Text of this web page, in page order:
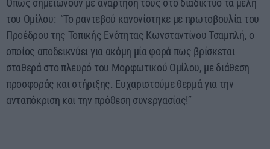
Όπως σημειώνουν με ανάρτησή τους στο διαδίκτυο τα μέλη
του Ομίλου: “Το ραντεβού κανονίστηκε με πρωτοβουλία του
Προέδρου της Τοπικής Ενότητας Κωνσταντίνου Τσαμπλή, ο
οποίος αποδεικνύει για ακόμη μία φορά πως βρίσκεται
σταθερά στο πλευρό του Μορφωτικού Ομίλου, με διάθεση
προσφοράς και στήριξης. Ευχαριστούμε θερμά για την
ανταπόκριση και την πρόθεση συνεργασίας!”